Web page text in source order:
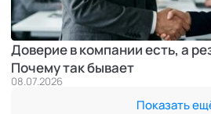
Доверие в компании есть, а
Почему так бывает
08.07.2026
Показать